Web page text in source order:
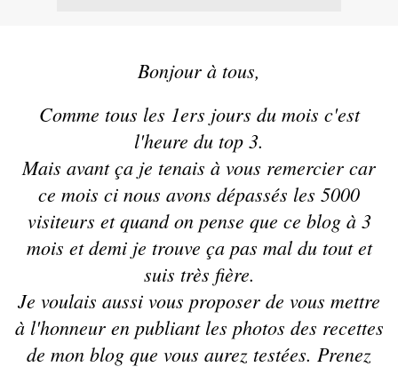
Bonjour à tous,
Comme tous les 1ers jours du mois c'est
l'heure du top 3.
Mais avant ça je tenais à vous remercier car
ce mois ci nous avons dépassés les 5000
visiteurs et quand on pense que ce blog à 3
mois et demi je trouve ça pas mal du tout et
suis très fière.
Je voulais aussi vous proposer de vous mettre
à l'honneur en publiant les photos des recettes
de mon blog que vous aurez testées. Prenez